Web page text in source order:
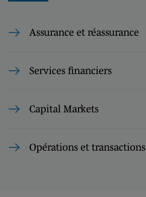
Assurance et réassurance
Services financiers
Capital Markets
Opérations et transactions